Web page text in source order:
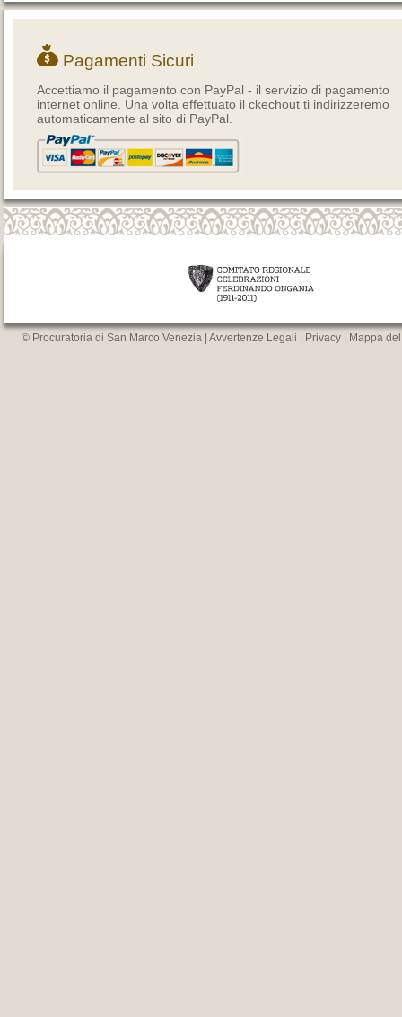
Pagamenti Sicuri
Accettiamo il pagamento con PayPal - il servizio di pagamento
internet online. Una volta effettuato il ckechout ti indirizzeremo
automaticamente al sito di PayPal.
© Procuratoria di San Marco Venezia | Avvertenze Legali Privacy Mappa